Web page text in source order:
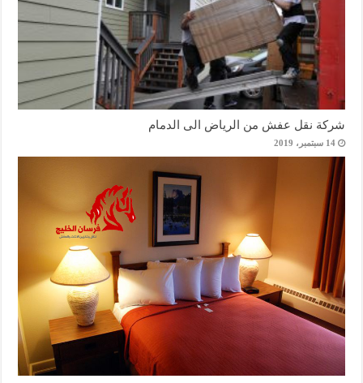
شركة نقل عفش من الرياض الى الدمام
14 سبتمبر، 2019